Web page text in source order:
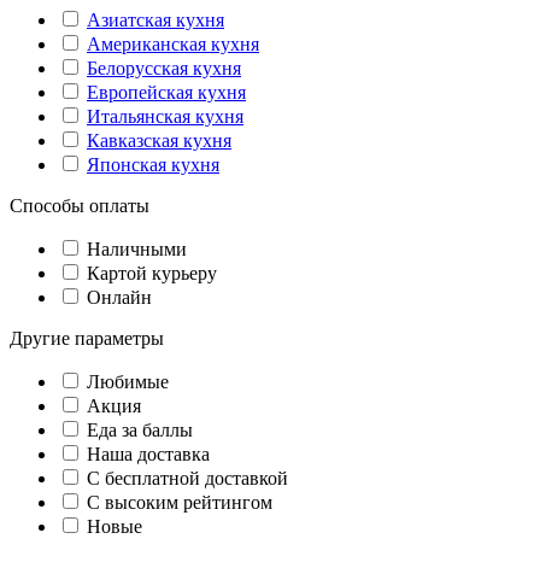
Азиатская кухня
Американская кухня
Белорусская кухня
Европейская кухня
Итальянская кухня
Кавказская кухня
Японская кухня
Способы оплаты
Наличными
Картой курьеру
Онлайн
Другие параметры
Любимые
Акция
Еда за баллы
Наша доставка
C бесплатной доставкой
С высоким рейтингом
Новые